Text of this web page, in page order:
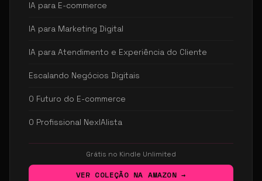
IA para E-commerce
IA para Marketing Digital
IA para Atendimento e Experiência do Cliente
Escalando Negócios Digitais
O Futuro do E-commerce
O Profissional NexIAlista
Grátis no Kindle Unlimited
VER COLEÇÃO NA AMAZON →